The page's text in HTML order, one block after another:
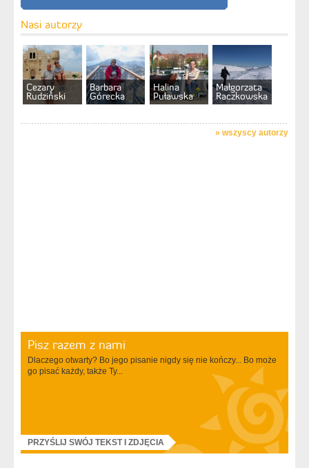
Nasi autorzy
Cezary
Rudziński
Barbara
Górecka
Halina
Puławska
Małgorzata
Raczkowska
» wszyscy autorzy
Pisz razem z nami
Dlaczego otwarty? Bo jego pisanie nigdy się nie kończy... Bo może
go pisać każdy, także Ty...
PRZYŚLIJ SWÓJ TEKST I ZDJĘCIA